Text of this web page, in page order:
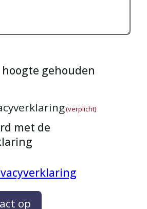
hoogte gehouden
(verplicht)
met de
op